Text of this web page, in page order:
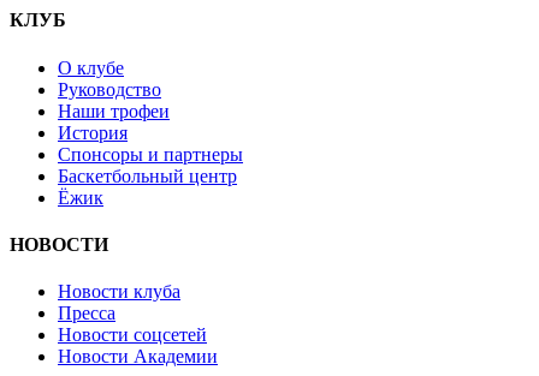
КЛУБ
О клубе
Руководство
Наши трофеи
История
Спонсоры и партнеры
Баскетбольный центр
Ёжик
НОВОСТИ
Новости клуба
Пресса
Новости соцсетей
Новости Академии